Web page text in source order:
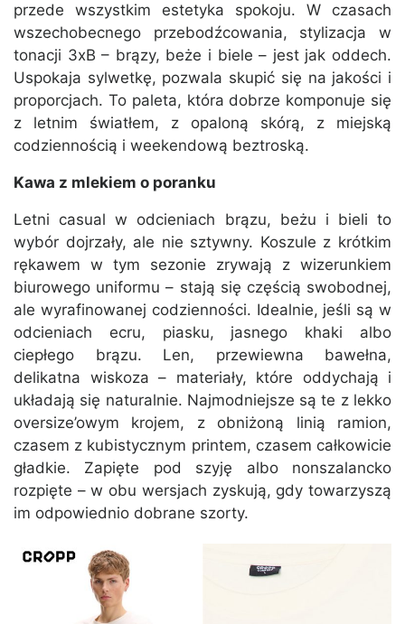
przede wszystkim estetyka spokoju. W czasach
wszechobecnego przebodźcowania, stylizacja w
tonacji 3xB – brązy, beże i biele – jest jak oddech.
Uspokaja sylwetkę, pozwala skupić się na jakości i
proporcjach. To paleta, która dobrze komponuje się
z letnim światłem, z opaloną skórą, z miejską
codziennością i weekendową beztroską.
Kawa z mlekiem o poranku
Letni casual w odcieniach brązu, beżu i bieli to
wybór dojrzały, ale nie sztywny. Koszule z krótkim
rękawem w tym sezonie zrywają z wizerunkiem
biurowego uniformu – stają się częścią swobodnej,
ale wyrafinowanej codzienności. Idealnie, jeśli są w
odcieniach ecru, piasku, jasnego khaki albo
ciepłego brązu. Len, przewiewna bawełna,
delikatna wiskoza – materiały, które oddychają i
układają się naturalnie. Najmodniejsze są te z lekko
oversize’owym krojem, z obniżoną linią ramion,
czasem z kubistycznym printem, czasem całkowicie
gładkie. Zapięte pod szyję albo nonszalancko
rozpięte – w obu wersjach zyskują, gdy towarzyszą
im odpowiednio dobrane szorty.